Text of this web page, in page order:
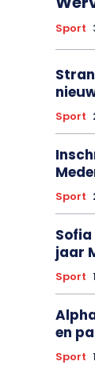
Sport
Sport
Sport
jaar
Sport
en
Sport